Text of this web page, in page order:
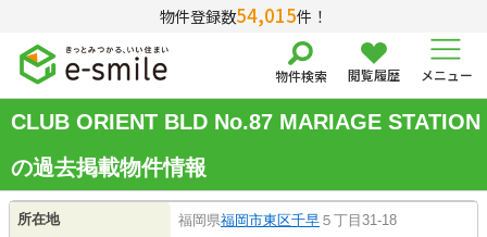
物件登録数54,015件！
物件検索 閲覧履歴 メニュー
CLUB ORIENT BLD No.87 MARIAGE STATION
の過去掲載物件情報
所在地 福岡県福岡市東区千早 ５丁目31-18